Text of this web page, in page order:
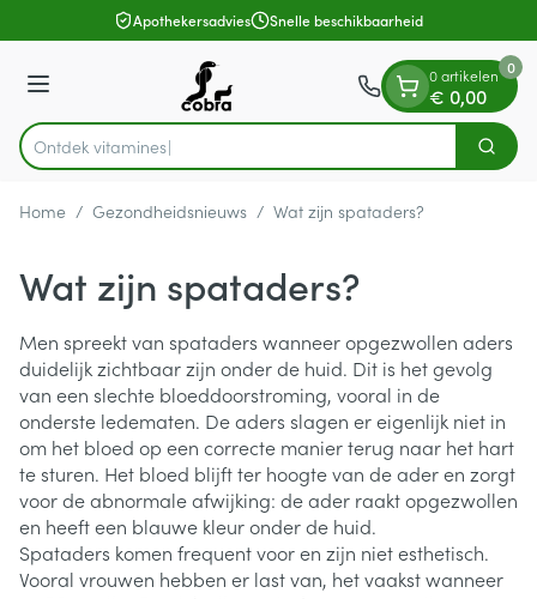
Ga naar de inhoudApothekersadvies Snelle beschikbaarheid
Menu
Product, merk, categorie...
Ontdek vita Zoek
0 artikelen
€ 0,00
0
Home / Gezondheidsnieuws / Wat zijn spataders?
Wat zijn spataders?
Men spreekt van spataders wanneer opgezwollen aders
duidelijk zichtbaar zijn onder de huid. Dit is het gevolg
van een slechte bloeddoorstroming, vooral in de
onderste ledematen. De aders slagen er eigenlijk niet in
om het bloed op een correcte manier terug naar het hart
te sturen. Het bloed blijft ter hoogte van de ader en zorgt
voor de abnormale afwijking: de ader raakt opgezwollen
en heeft een blauwe kleur onder de huid.
Spataders komen frequent voor en zijn niet esthetisch.
Vooral vrouwen hebben er last van, het vaakst wanneer